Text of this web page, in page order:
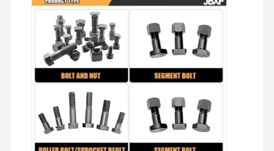
Домой Продукция
По Заводу
Качества
Нами